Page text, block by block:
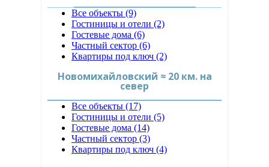
Все объекты (9)
Гостиницы и отели (2)
Гостевые дома (6)
Частный сектор (6)
Квартиры под ключ (2)
Новомихайловский ≈ 20 км. на
север
Все объекты (17)
Гостиницы и отели (5)
Гостевые дома (14)
Частный сектор (3)
Квартиры под ключ (4)